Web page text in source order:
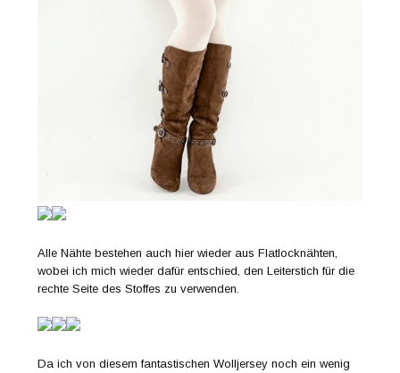
Alle Nähte bestehen auch hier wieder aus Flatlocknähten,
wobei ich mich wieder dafür entschied, den Leiterstich für die
rechte Seite des Stoffes zu verwenden.
Da ich von diesem fantastischen Wolljersey noch ein wenig